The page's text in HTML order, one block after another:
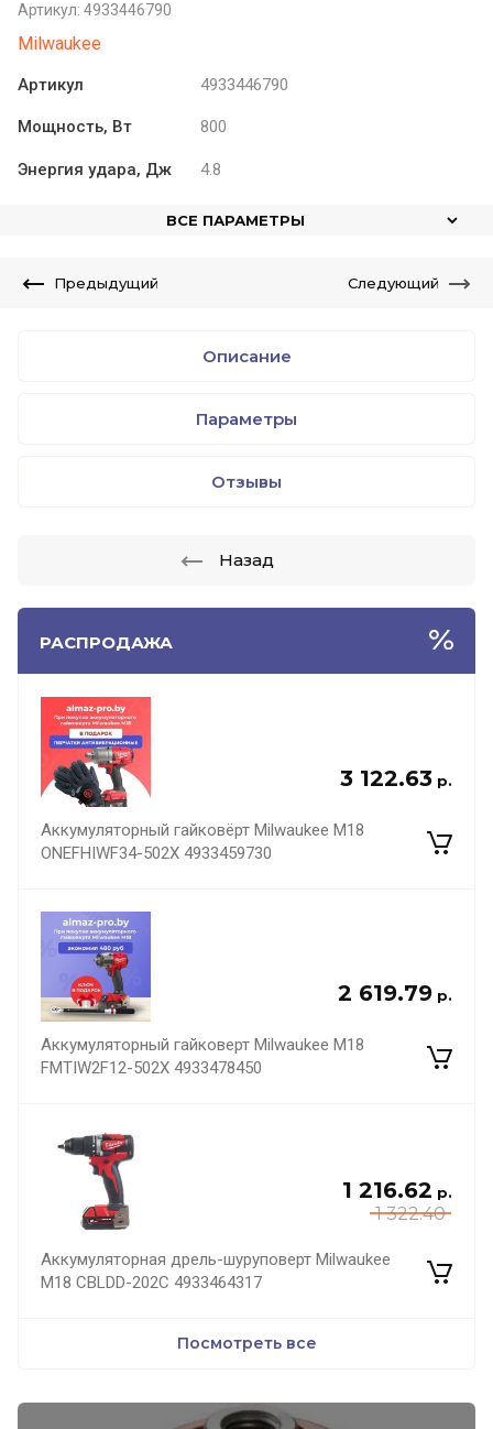
РАСПРОДАЖА
3 122.63 р.
Аккумуляторный гайковёрт Milwaukee M18
ONEFHIWF34-502X 4933459730
2 619.79 р.
Аккумуляторный гайковерт Milwaukee M18
FMTIW2F12-502X 4933478450
1 322.40
1 216.62 р.
Аккумуляторная дрель-шуруповерт Milwaukee
M18 CBLDD-202C 4933464317
Посмотреть все
Артикул: 4933446790
Milwaukee
Артикул 4933446790
Мощность, Вт 800
Энергия удара, Дж 4.8
ВСЕ ПАРАМЕТРЫ
Предыдущий Следующий
Описание
Параметры
Отзывы
Назад